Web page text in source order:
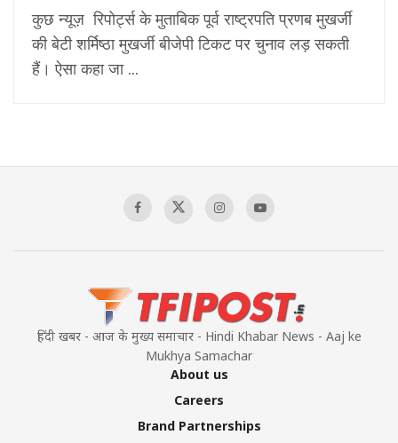
कुछ न्यूज़ रिपोर्ट्स के मुताबिक पूर्व राष्ट्रपति प्रणब मुखर्जी
की बेटी शर्मिष्ठा मुखर्जी बीजेपी टिकट पर चुनाव लड़ सकती
हैं। ऐसा कहा जा ...
हिंदी खबर - आज के मुख्य समाचार - Hindi Khabar News - Aaj ke
Mukhya Samachar
About us
Careers
Brand Partnerships